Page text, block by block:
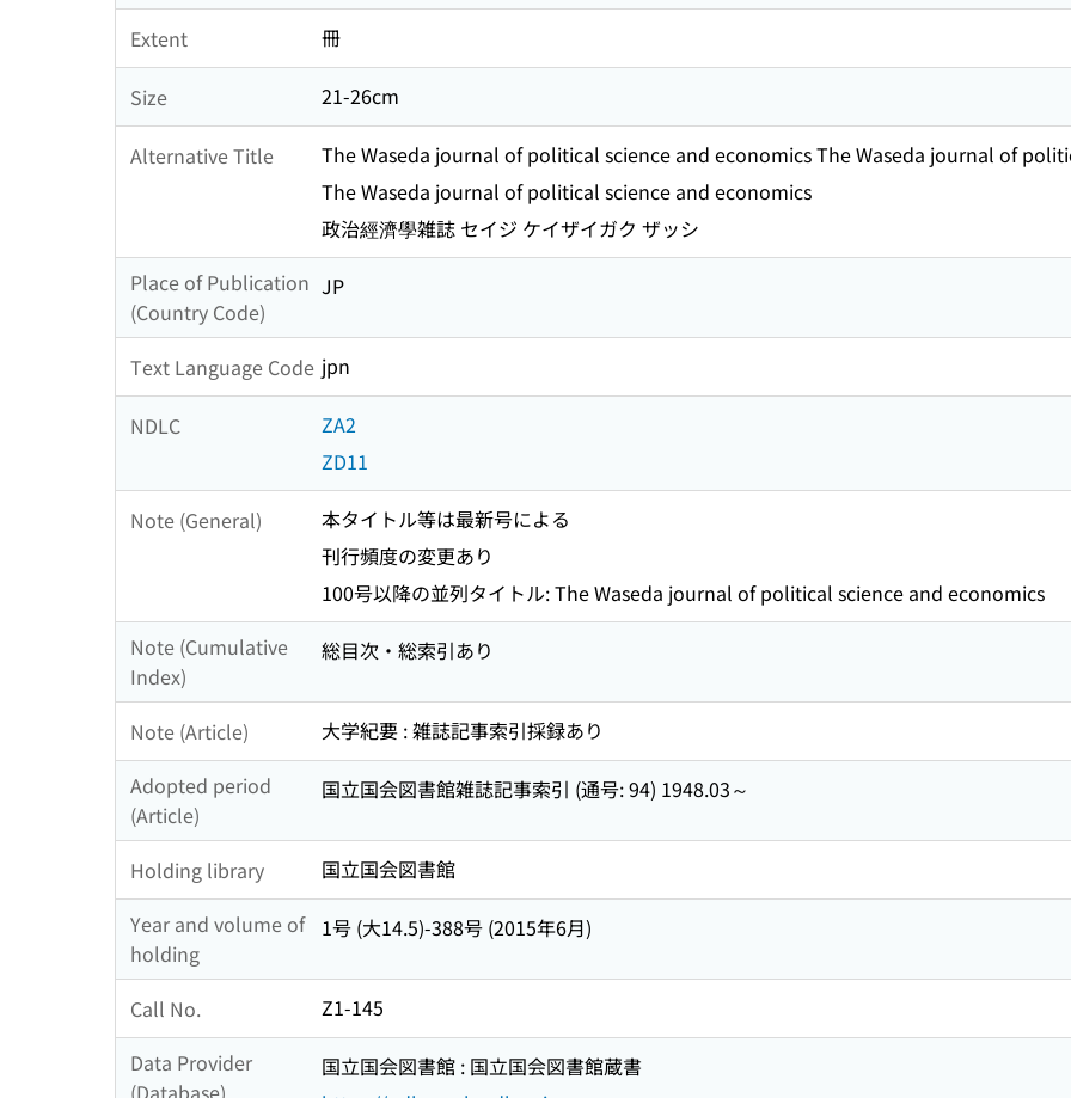
Extent 冊
Size 21-26cm
Alternative Title
The Waseda journal of political science and economics The Waseda journal of
The Waseda journal of political science and economics
政治經濟學雑誌 セイジ ケイザイガク ザッシ
Place of Publication
(Country Code)
JP
Text Language Code jpn
NDLC
ZA2
ZD11
Note (General)
本タイトル等は最新号による
刊行頻度の変更あり
100号以降の並列タイトル: The Waseda journal of political science and economics
Note (Cumulative
Index)
総目次・総索引あり
Note (Article)
大学紀要 : 雑誌記事索引採録あり
Adopted period
(Article)
国立国会図書館雑誌記事索引 (通号: 94) 1948.03～
Holding library
国立国会図書館
Year and volume of
holding
1号 (大14.5)-388号 (2015年6月)
Call No.
Z1-145
Data Provider
(Database)
国立国会図書館 : 国立国会図書館蔵書